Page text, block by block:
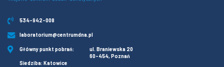
534-942-008
laboratorium@centrumdna.pl
Główny punkt pobrań:
ul. Braniewska 20
60-454, Poznań
Siedziba: Katowice